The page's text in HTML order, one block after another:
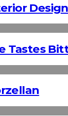
Tastes